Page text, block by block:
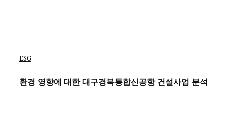
ESG
환경 영향에 대한 대구경북통합신공항 건설사업 분석